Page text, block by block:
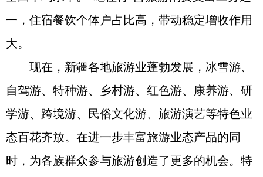
一，住宿餐饮个体户占比高，带动稳定增收作用
大。
现在，新疆各地旅游业蓬勃发展，冰雪游、
自驾游、特种游、乡村游、红色游、康养游、研
学游、跨境游、民俗文化游、旅游演艺等特色业
态百花齐放。在进一步丰富旅游业态产品的同
时，为各族群众参与旅游创造了更多的机会。特